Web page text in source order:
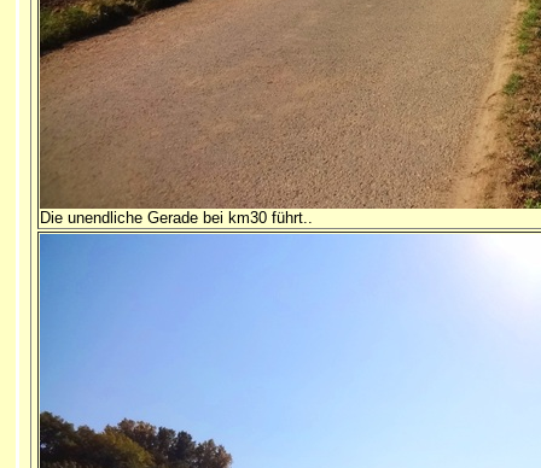
Die unendliche Gerade bei km30 führt..